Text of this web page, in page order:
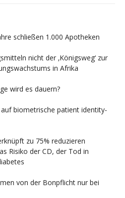
schließen 1.000 Apotheken
nicht der ‚Königsweg‘ zur
in Afrika
wird es dauern?
biometrische patient identity-
zu 75% reduzieren
Risiko der CD, der Tod in
von der Bonpflicht nur bei